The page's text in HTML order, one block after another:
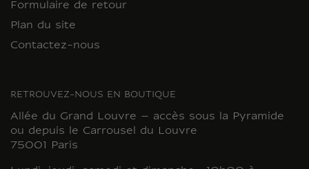
Formulaire de retour
Plan du site
Contactez-nous
RETROUVEZ-NOUS EN BOUTIQUE
Allée du Grand Louvre – accès sous la Pyramide
ou depuis le Carrousel du Louvre
75001 Paris